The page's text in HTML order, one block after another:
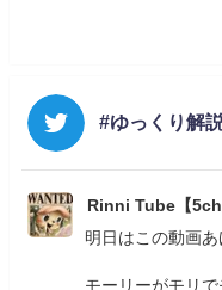
#ゆっくり解
Rinni Tube【5ch
明日はこの動画
モーリーがモリ